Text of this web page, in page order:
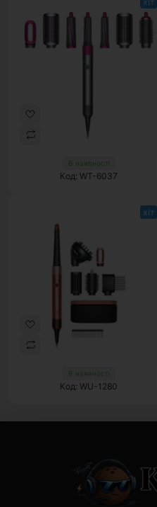
В наявності
Код: WT-6037
хіт
В наявності
Код: WU-1280